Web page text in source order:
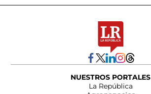
NUESTROS PORTALES
La República